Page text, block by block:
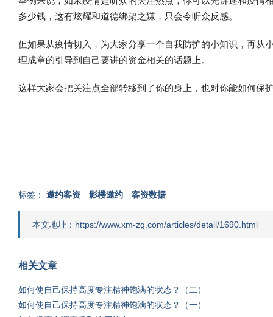
多少钱，这有炫耀和道德绑架之嫌，只会令听众反感。
但如果从疫情切入，为大家分享一个自我防护的小知识，再
理成章的引导到自己要讲的资金相关的话题上。
这样大家会把关注点全部转移到了你的身上，也对你能如何保
标签： 邀约客资 影楼邀约 客资数据
本文地址：https://www.xm-zg.com/articles/detail/1690.html
相关文章
如何使自己保持高度专注精神饱满的状态？（二）
如何使自己保持高度专注精神饱满的状态？（一）